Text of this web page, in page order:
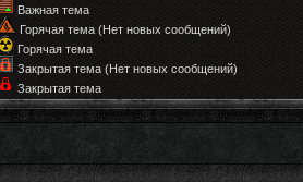
Важная тема
Горячая тема (Нет новых сообщений)
Горячая тема
Закрытая тема (Нет новых сообщений)
Закрытая тема